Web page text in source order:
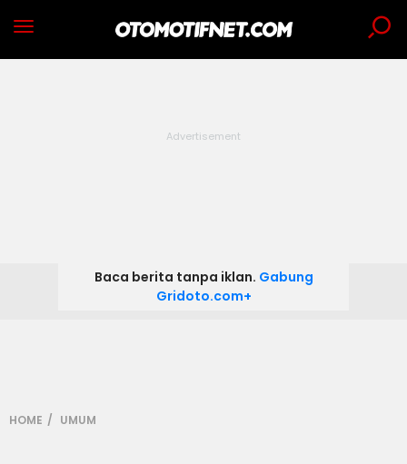
Baca berita tanpa iklan. Gabung
Gridoto.com+
HOME UMUM